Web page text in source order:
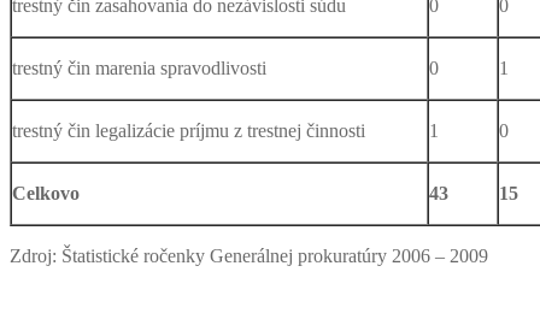
trestný čin zasahovania do nezávislosti súdu 0 0
trestný čin marenia spravodlivosti 0 1
trestný čin legalizácie príjmu z trestnej činnosti 1 0
Celkovo 43 15
Zdroj: Štatistické ročenky Generálnej prokuratúry 2006 – 2009